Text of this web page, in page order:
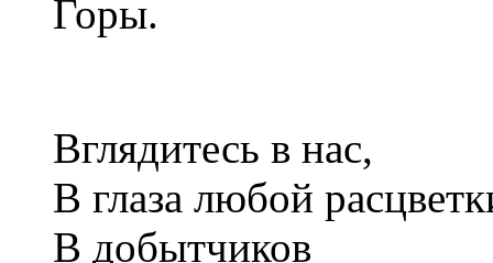
Горы.
Вглядитесь в нас,
В глаза любой
В добытчиков